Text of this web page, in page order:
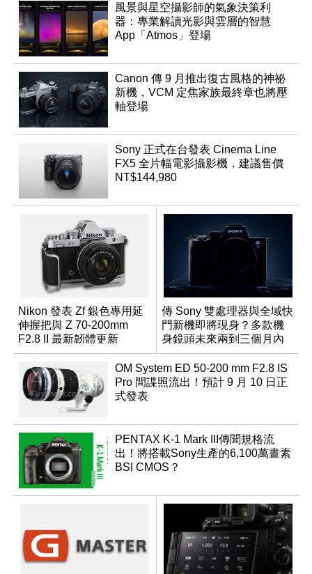
風景與星空攝影師的氣象決策利
器：專業解讀光影與雲層的智慧
App「Atmos」登場
Canon 傳 9 月推出復古風格的神祕
新機，VCM 定焦家族最終章也將壓
軸登場
Sony 正式在台發表 Cinema Line
FX5 全片幅電影攝影機，建議售價
NT$144,980
Nikon 發表 Zf 銀色專用延
伸握把與 Z 70-200mm
F2.8 II 最新韌體更新
傳 Sony 雙處理器與全域快
門新機即將現身？多款機
身鏡頭未來兩到三個月內
有望登場
OM System ED 50-200 mm F2.8 IS
Pro 間諜照流出！預計 9 月 10 日正
式發表
PENTAX K-1 Mark III傳聞規格流
出！將搭載Sony生產的6,100萬畫素
BSI CMOS？